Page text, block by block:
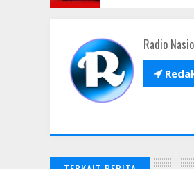
Radio
